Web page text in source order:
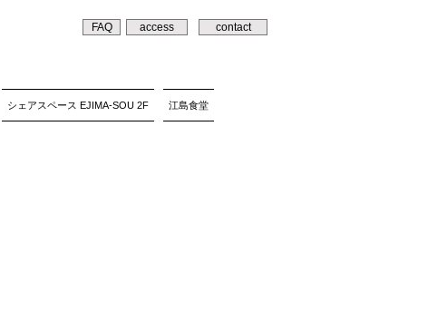
FAQ access contact
シェアスペース EJIMA-SOU 2F 江島食堂